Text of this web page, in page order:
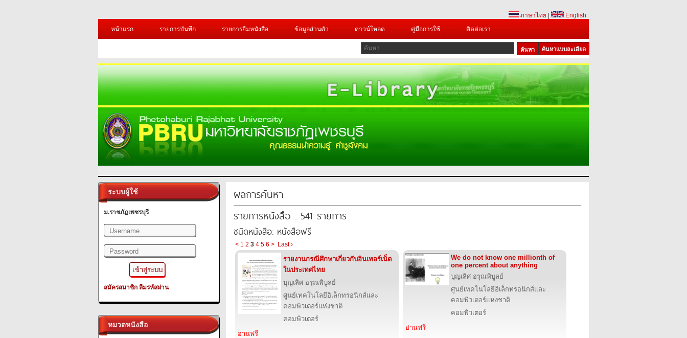
ภาษาไทย
English
หน้าแรก
รายการบันทึก รายการยืมหนังสือ ข้อมูลส่วนตัว ดาวน์โหลด คู่มือการใช้ ติดต่อเรา
ค้นหาแบบละเอียด
ระบบผู้ใช้
ม.ราชภัฏเพชรบุรี
สมัครสมาชิก ลืมรหัสผ่าน
หมวดหนังสือ
ผลการค้นหา
รายการหนังสือ : 541 รายการ
ชนิดหนังสือ: หนังสือฟรี
< 1 2 3 4 5 6 > Last ›
รายงานกรณีศึกษาเกี่ยวกับอินเทอร์เน็ต
ในประเทศไทย
บุญเลิศ อรุณพิบูลย์
ศูนย์เทคโนโลยีอิเล็กทรอนิกส์และ
คอมพิวเตอร์แห่งชาติ
คอมพิวเตอร์
อ่านฟรี
We do not know one millionth of
one percent about anything
บุญเลิศ อรุณพิบูลย์
ศูนย์เทคโนโลยีอิเล็กทรอนิกส์และ
คอมพิวเตอร์แห่งชาติ
คอมพิวเตอร์
อ่านฟรี